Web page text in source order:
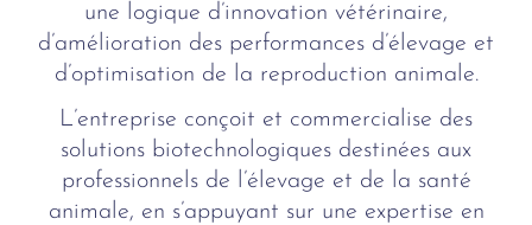
une logique d’innovation vétérinaire,
d’amélioration des performances d’élevage et
d’optimisation de la reproduction animale.
L’entreprise conçoit et commercialise des
solutions biotechnologiques destinées aux
professionnels de l’élevage et de la santé
animale, en s’appuyant sur une expertise en